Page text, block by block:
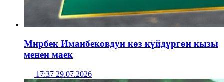
Мирбек Иманбековдун көз күйдүргөн кызы
менен маек
17:37 29.07.2026